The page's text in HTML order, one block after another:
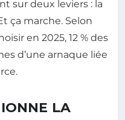
sur deux leviers : la
ça marche. Selon
en 2025, 12 % des
d’une arnaque liée
LA